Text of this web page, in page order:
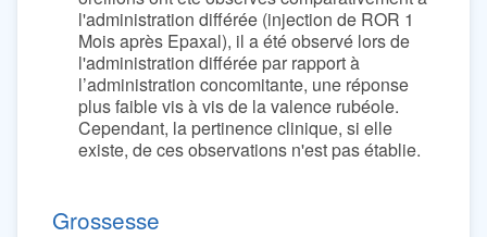
l'administration différée (injection de ROR 1
Mois après Epaxal), il a été observé lors de
l'administration différée par rapport à
l’administration concomitante, une réponse
plus faible vis à vis de la valence rubéole.
Cependant, la pertinence clinique, si elle
existe, de ces observations n'est pas établie.
Grossesse